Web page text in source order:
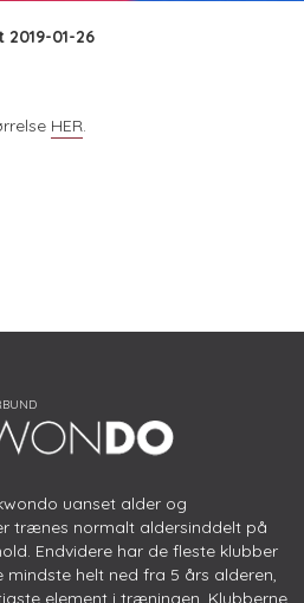
01-26
HER.
uanset alder og
trænes normalt aldersinddelt på
Endvidere har de fleste klubber
mindste helt ned fra 5 års alderen,
element i træningen. Klubberne